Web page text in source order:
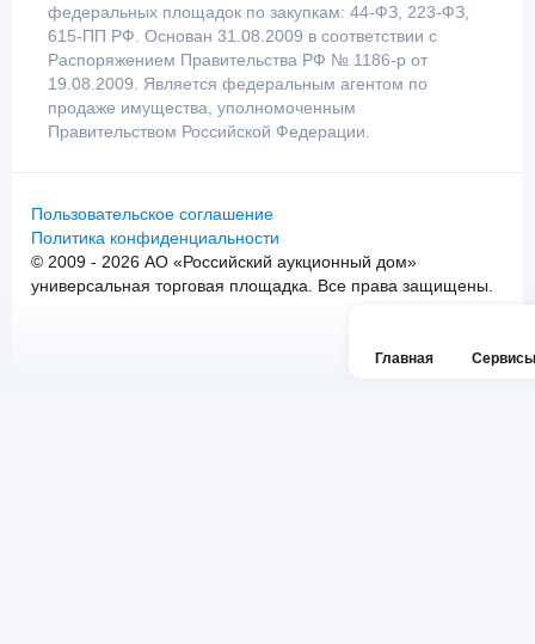
Главная Сервисы
федеральных площадок по закупкам: 44-ФЗ, 223-ФЗ,
615-ПП РФ. Основан 31.08.2009 в соответствии с
Распоряжением Правительства РФ № 1186-р от
19.08.2009. Является федеральным агентом по
продаже имущества, уполномоченным
Правительством Российской Федерации.
Пользовательское соглашение
Политика конфиденциальности
© 2009 - 2026 АО «Российский аукционный дом»
универсальная торговая площадка. Все права защищены.